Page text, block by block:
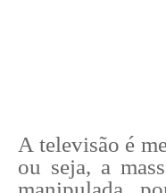
A televisão é
ou seja, a